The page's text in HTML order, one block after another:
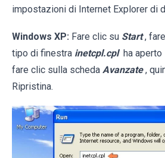
impostazioni di Internet Explorer di
Windows XP: Fare clic su Start ,
tipo di finestra inetcpl.cpl ha
fare clic sulla scheda Avanzate ,
Ripristina.